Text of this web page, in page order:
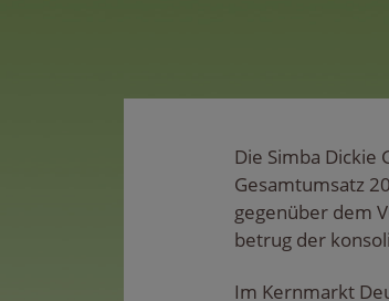
Die Simba
Gesamtumsatz
gegenüber dem
betrug der
Im Kernmarkt